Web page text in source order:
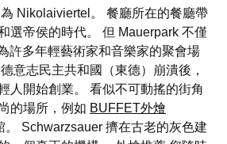
Nikolaiviertel。 餐廳所在的餐廳帶
選帝侯的時代。 但 Mauerpark 不僅
許多年輕藝術家和音樂家的聚會場
意志民主共和國（東德）崩潰後，
人開始創業。 看似不可動搖的街角
的場所，例如 BUFFET外燴
。 Schwarzsauer 擠在古老的灰色建